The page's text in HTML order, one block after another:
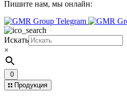
Пишите нам, мы онлайн:
Искать
×
0
Продукция